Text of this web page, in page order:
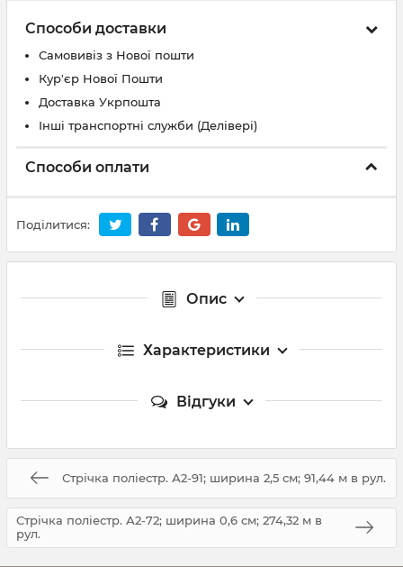
Способи доставки
Самовивіз з Нової пошти
Кур'єр Нової Пошти
Доставка Укрпошта
Інші транспортні служби (Делівері)
Способи оплати
Поділитися:
Опис
Характеристики
Відгуки
Стрічка поліестр. А2-91; ширина 2,5 см; 91,44 м в рул.
Стрічка поліестр. А2-72; ширина 0,6 см; 274,32 м в
рул.